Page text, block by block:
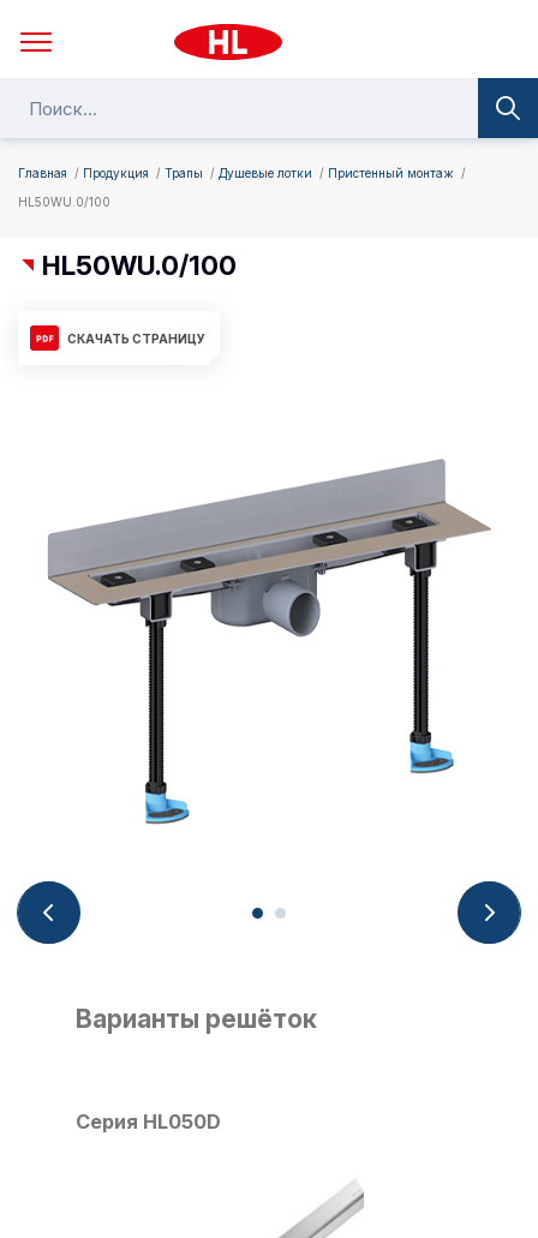
Главная Продукция Трапы Душевые лотки
Пристенный монтаж
HL50WU.0/100
Варианты решёток
Серия HL050D
HL50WU.0/100
СКАЧАТЬ СТРАНИЦУ